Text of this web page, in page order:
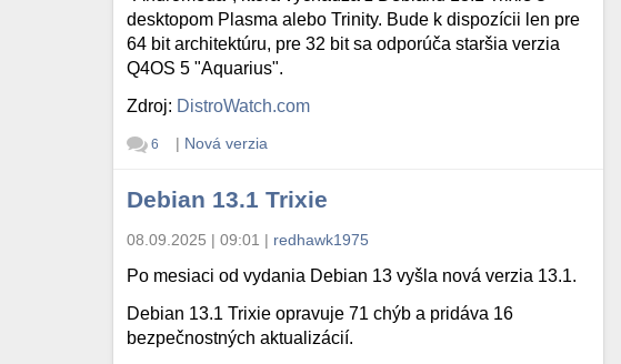
desktopom Plasma alebo Trinity. Bude k dispozícii len pre
64 bit architektúru, pre 32 bit sa odporúča staršia verzia
Q4OS 5 "Aquarius".
Zdroj: DistroWatch.com
6 | Nová verzia
Debian 13.1 Trixie
08.09.2025 | 09:01 | redhawk1975
Po mesiaci od vydania Debian 13 vyšla nová verzia 13.1.
Debian 13.1 Trixie opravuje 71 chýb a pridáva 16
bezpečnostných aktualizácií.